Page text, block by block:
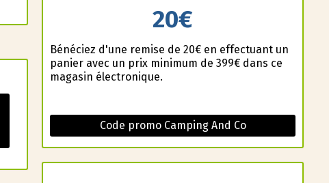
20€
Bénéficiez d'une remise de 20€ en effectuant un
panier avec un prix minimum de 399€ dans ce
magasin électronique.
Code promo Camping And Co